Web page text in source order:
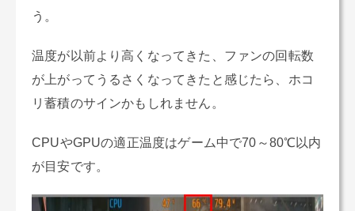
う。
温度が以前より高くなってきた、ファンの回転数
が上がってうるさくなってきたと感じたら、ホコ
リ蓄積のサインかもしれません。
CPUやGPUの適正温度はゲーム中で70～80℃以内
が目安です。